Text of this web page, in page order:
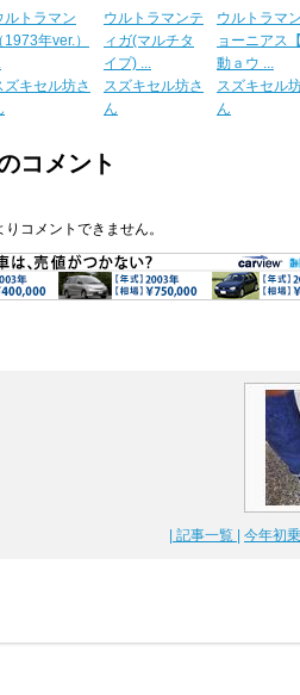
ルトラマン
（1973年ver.）
ズキセル坊さ
ウルトラマンテ
ィガ(マルチタ
イプ) ...
スズキセル坊さ
ん
ウルトラマ
ョーニアス
動ａウ ...
スズキセル
ん
コメント
コメントできません。
| 記事一覧 | 今年初